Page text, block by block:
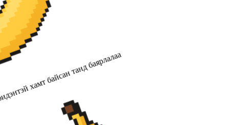
хамт байсан танд баярлалаа